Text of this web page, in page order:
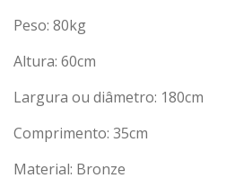
Peso: 80kg
Altura: 60cm
Largura ou diâmetro: 180cm
Comprimento: 35cm
Material: Bronze